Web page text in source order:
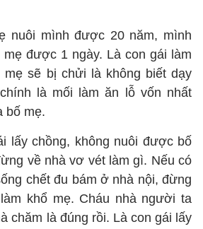
nuôi mình được 20 năm, mình
được 1 ngày. Là con gái làm
mẹ sẽ bị chửi là không biết dạy
là mối làm ăn lỗ vốn nhất
bố mẹ.
lấy chồng, không nuôi được bố
về nhà vơ vét làm gì. Nếu có
chết đu bám ở nhà nội, đừng
khổ mẹ. Cháu nhà người ta
chăm là đúng rồi. Là con gái lấy